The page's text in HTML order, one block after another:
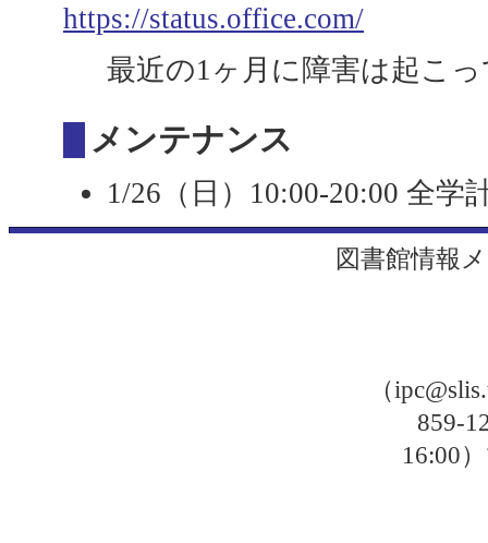
https://status.office.com/
最近の1ヶ月に障害は起こ
メンテナンス
1/26（日）10:00-20:00 全学
図書館情報
（
859-
16:00